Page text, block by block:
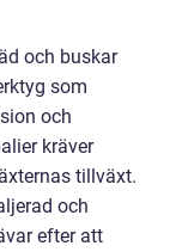
och buskar
som
och
kräver
tillväxt.
och
efter att